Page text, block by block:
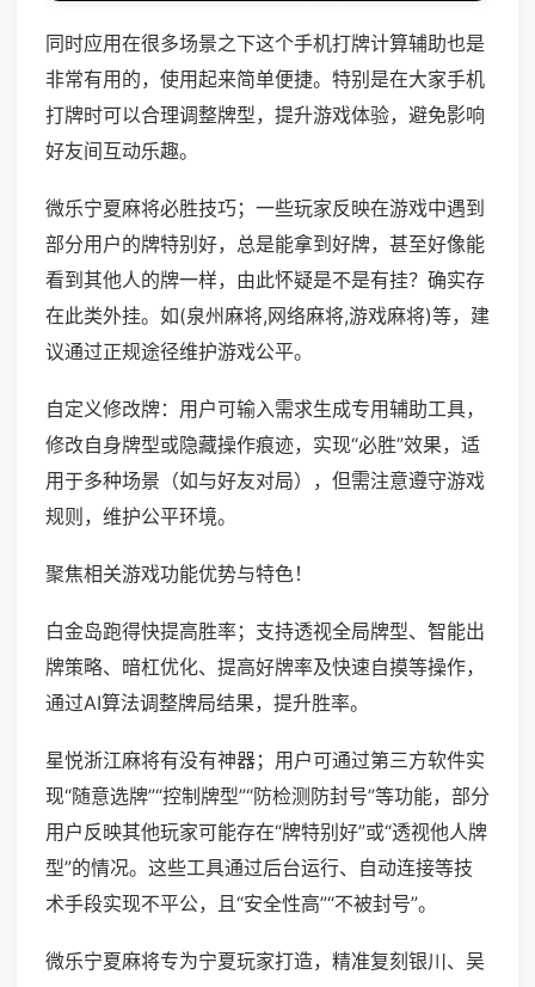
同时应用在很多场景之下这个手机打牌计算辅助也是
非常有用的，使用起来简单便捷。特别是在大家手机
打牌时可以合理调整牌型，提升游戏体验，避免影响
好友间互动乐趣。
微乐宁夏麻将必胜技巧；一些玩家反映在游戏中遇到
部分用户的牌特别好，总是能拿到好牌，甚至好像能
看到其他人的牌一样，由此怀疑是不是有挂？确实存
在此类外挂。如(泉州麻将,网络麻将,游戏麻将)等，建
议通过正规途径维护游戏公平。
自定义修改牌：用户可输入需求生成专用辅助工具，
修改自身牌型或隐藏操作痕迹，实现“必胜”效果，适
用于多种场景（如与好友对局），但需注意遵守游戏
规则，维护公平环境。
聚焦相关游戏功能优势与特色！
白金岛跑得快提高胜率；支持透视全局牌型、智能出
牌策略、暗杠优化、提高好牌率及快速自摸等操作，
通过AI算法调整牌局结果，提升胜率。
星悦浙江麻将有没有神器；用户可通过第三方软件实
现“随意选牌”“控制牌型”“防检测防封号”等功能，部分
用户反映其他玩家可能存在“牌特别好”或“透视他人牌
型”的情况。这些工具通过后台运行、自动连接等技
术手段实现不平公，且“安全性高”“不被封号”。
微乐宁夏麻将专为宁夏玩家打造，精准复刻银川、吴